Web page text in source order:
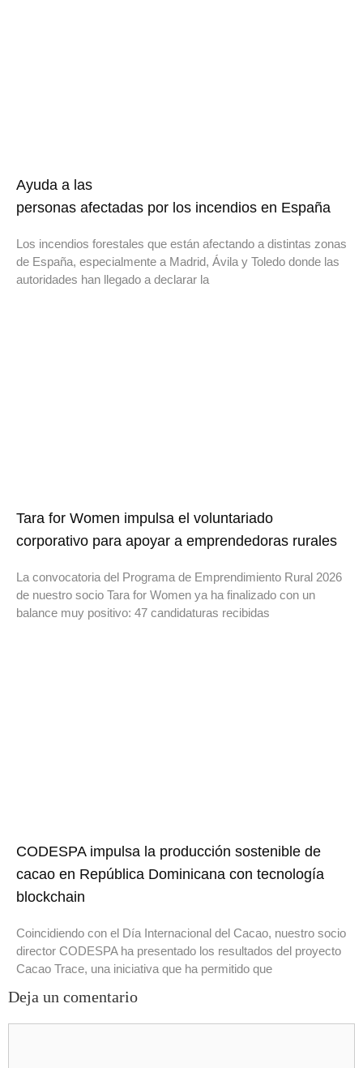
Ayuda a las
personas afectadas por los incendios en España
Los incendios forestales que están afectando a distintas zonas
de España, especialmente a Madrid, Ávila y Toledo donde las
autoridades han llegado a declarar la
Tara for Women impulsa el voluntariado
corporativo para apoyar a emprendedoras rurales
La convocatoria del Programa de Emprendimiento Rural 2026
de nuestro socio Tara for Women ya ha finalizado con un
balance muy positivo: 47 candidaturas recibidas
CODESPA impulsa la producción sostenible de
cacao en República Dominicana con tecnología
blockchain
Coincidiendo con el Día Internacional del Cacao, nuestro socio
director CODESPA ha presentado los resultados del proyecto
Cacao Trace, una iniciativa que ha permitido que
Deja un comentario